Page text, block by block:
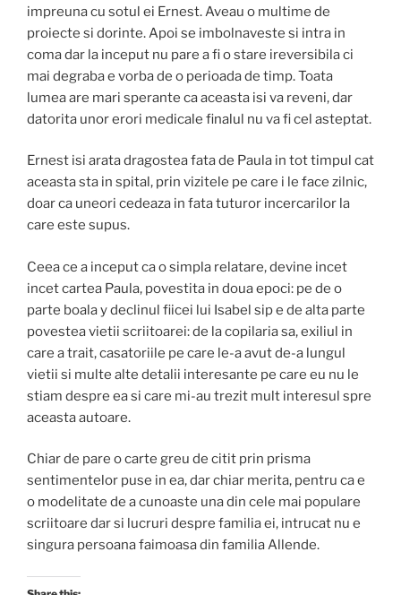
impreuna cu sotul ei Ernest. Aveau o multime de
proiecte si dorinte. Apoi se imbolnaveste si intra in
coma dar la inceput nu pare a fi o stare ireversibila ci
mai degraba e vorba de o perioada de timp. Toata
lumea are mari sperante ca aceasta isi va reveni, dar
datorita unor erori medicale finalul nu va fi cel asteptat.
Ernest isi arata dragostea fata de Paula in tot timpul cat
aceasta sta in spital, prin vizitele pe care i le face zilnic,
doar ca uneori cedeaza in fata tuturor incercarilor la
care este supus.
Ceea ce a inceput ca o simpla relatare, devine incet
incet cartea Paula, povestita in doua epoci: pe de o
parte boala y declinul fiicei lui Isabel sip e de alta parte
povestea vietii scriitoarei: de la copilaria sa, exiliul in
care a trait, casatoriile pe care le-a avut de-a lungul
vietii si multe alte detalii interesante pe care eu nu le
stiam despre ea si care mi-au trezit mult interesul spre
aceasta autoare.
Chiar de pare o carte greu de citit prin prisma
sentimentelor puse in ea, dar chiar merita, pentru ca e
o modelitate de a cunoaste una din cele mai populare
scriitoare dar si lucruri despre familia ei, intrucat nu e
singura persoana faimoasa din familia Allende.